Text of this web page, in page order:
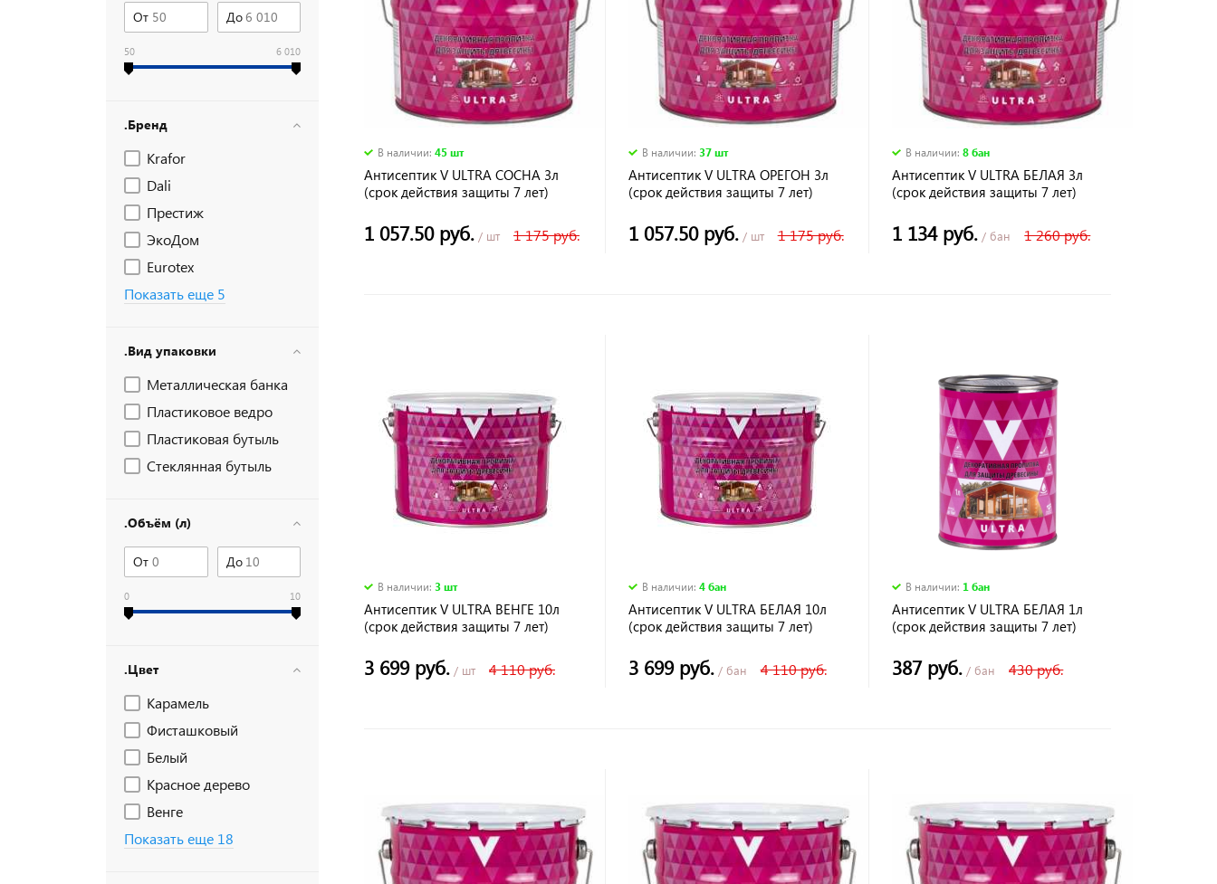
От До
50 6 010
.Бренд
Krafor
Dali
Престиж
ЭкоДом
Eurotex
Показать еще 5
.Вид упаковки
Металлическая банка
Пластиковое ведро
Пластиковая бутыль
Стеклянная бутыль
.Объём (л)
От До
0 10
.Цвет
Карамель
Фисташковый
Белый
Красное дерево
Венге
Показать еще 18
В наличии: 45 шт
Антисептик V ULTRA СОСНА 3л
(срок действия защиты 7 лет)
1 057.50 руб. / шт 1 175 руб.
В наличии: 37 шт
Антисептик V ULTRA ОРЕГОН 3л
(срок действия защиты 7 лет)
1 057.50 руб./ шт 1 175 руб.
В наличии:8 бан
Антисептик V ULTRA БЕЛАЯ 3л
(срок действия защиты 7 лет)
1 134 руб. / бан 1 260 руб.
В наличии: 3 шт
Антисептик V ULTRA ВЕНГЕ 10л
(срок действия защиты 7 лет)
3 699 руб. / шт 4 110 руб.
В наличии: 4 бан
Антисептик V ULTRA БЕЛАЯ 10л
(срок действия защиты 7 лет)
3 699 руб./ бан 4 110 руб.
В наличии: 1 бан
Антисептик V ULTRA БЕЛАЯ 1л
(срок действия защиты 7 лет)
387 руб. / бан 430 руб.